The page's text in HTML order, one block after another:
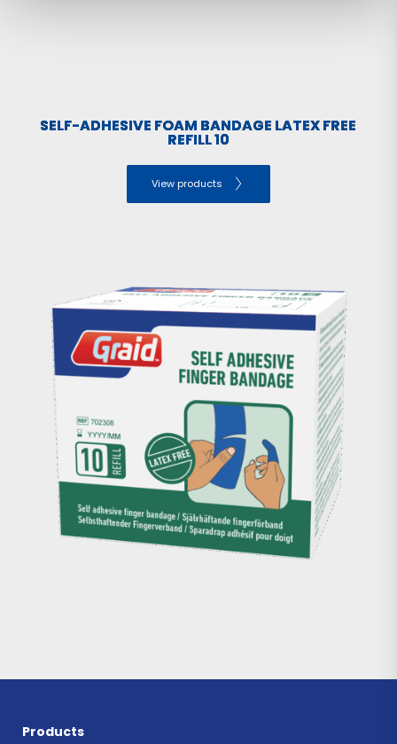
SELF-ADHESIVE FOAM BANDAGE LATEX FREE
REFILL 10
View products
Products